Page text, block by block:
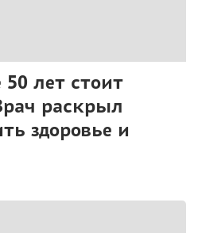
лет стоит
раскрыл
здоровье и